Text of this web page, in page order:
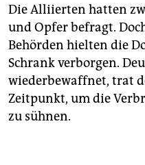
Die Alliierten hatten
und Opfer befragt.
Behörden hielten die
Schrank verborgen.
wiederbewaffnet, trat
Zeitpunkt, um die
zu sühnen.